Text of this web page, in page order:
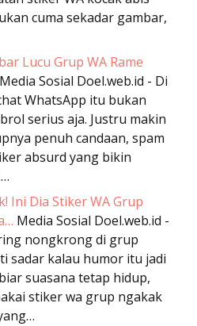
cuma sekadar gambar,
Lucu Grup WA Rame
Media Sosial Doel.web.id - Di
WhatsApp itu bukan
serius aja. Justru makin
penuh candaan, spam
absurd yang bikin
Ini Dia Stiker WA Grup
Media Sosial Doel.web.id -
nongkrong di grup
sadar kalau humor itu jadi
suasana tetap hidup,
stiker wa grup ngakak